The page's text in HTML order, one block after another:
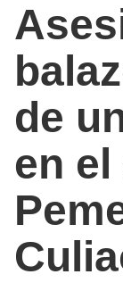
de
en